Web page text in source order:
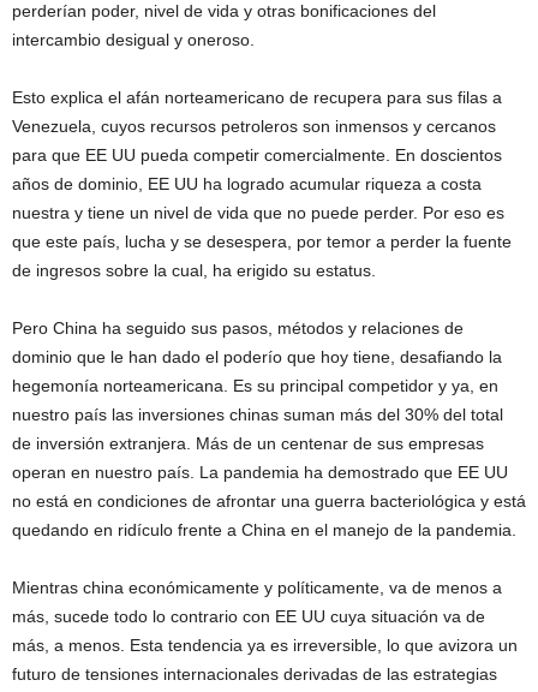
perderían poder, nivel de vida y otras bonificaciones del
intercambio desigual y oneroso.
Esto explica el afán norteamericano de recupera para sus filas a
Venezuela, cuyos recursos petroleros son inmensos y cercanos
para que EE UU pueda competir comercialmente. En doscientos
años de dominio, EE UU ha logrado acumular riqueza a costa
nuestra y tiene un nivel de vida que no puede perder. Por eso es
que este país, lucha y se desespera, por temor a perder la fuente
de ingresos sobre la cual, ha erigido su estatus.
Pero China ha seguido sus pasos, métodos y relaciones de
dominio que le han dado el poderío que hoy tiene, desafiando la
hegemonía norteamericana. Es su principal competidor y ya, en
nuestro país las inversiones chinas suman más del 30% del total
de inversión extranjera. Más de un centenar de sus empresas
operan en nuestro país. La pandemia ha demostrado que EE UU
no está en condiciones de afrontar una guerra bacteriológica y está
quedando en ridículo frente a China en el manejo de la pandemia.
Mientras china económicamente y políticamente, va de menos a
más, sucede todo lo contrario con EE UU cuya situación va de
más, a menos. Esta tendencia ya es irreversible, lo que avizora un
futuro de tensiones internacionales derivadas de las estrategias